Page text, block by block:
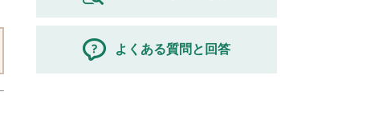
よくある質問と回答